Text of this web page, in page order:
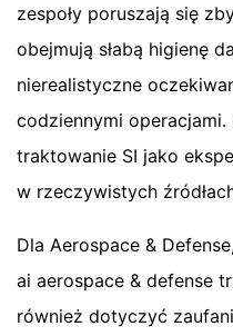
zespoły poruszają się
obejmują słabą higienę
nierealistyczne
codziennymi operacjami.
traktowanie SI jako
w rzeczywistych
Dla Aerospace &
ai aerospace & defense
również dotyczyć